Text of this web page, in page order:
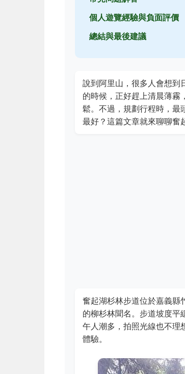
個人遊覽經驗與負面評價
總結與最後建議
說到阿里山，很多人會想到
的時候，正好趕上清晨薄霧
鬆。不過，規劃行程時，最
最好？這篇文章就來聊聊奮
奮起湖杉林步道位於嘉義縣
的柳杉林聞名。步道坡度平
午人潮多，拍照光線也不理
體驗。